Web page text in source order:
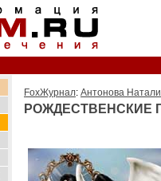
FoxЖурнал: Антонова
РОЖДЕСТВЕНСКИЕ